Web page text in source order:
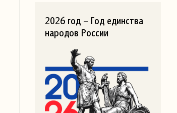
2026 год – Год единства
народов России